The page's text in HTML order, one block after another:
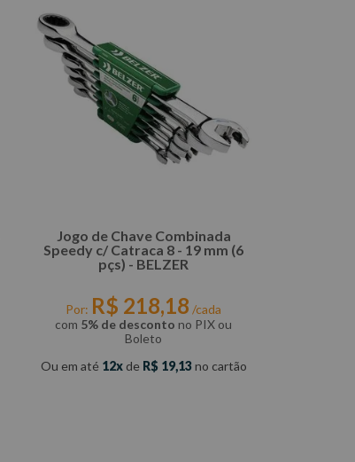
Jogo de Chave Combinada
Speedy c/ Catraca 8 - 19 mm (6
pçs) - BELZER
Por: R$ 218,18 /cada
com 5% de desconto no PIX ou
Boleto
Ou em até 12 de R$ 19,13no cartão